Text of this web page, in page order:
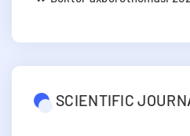
SCIENTIFIC